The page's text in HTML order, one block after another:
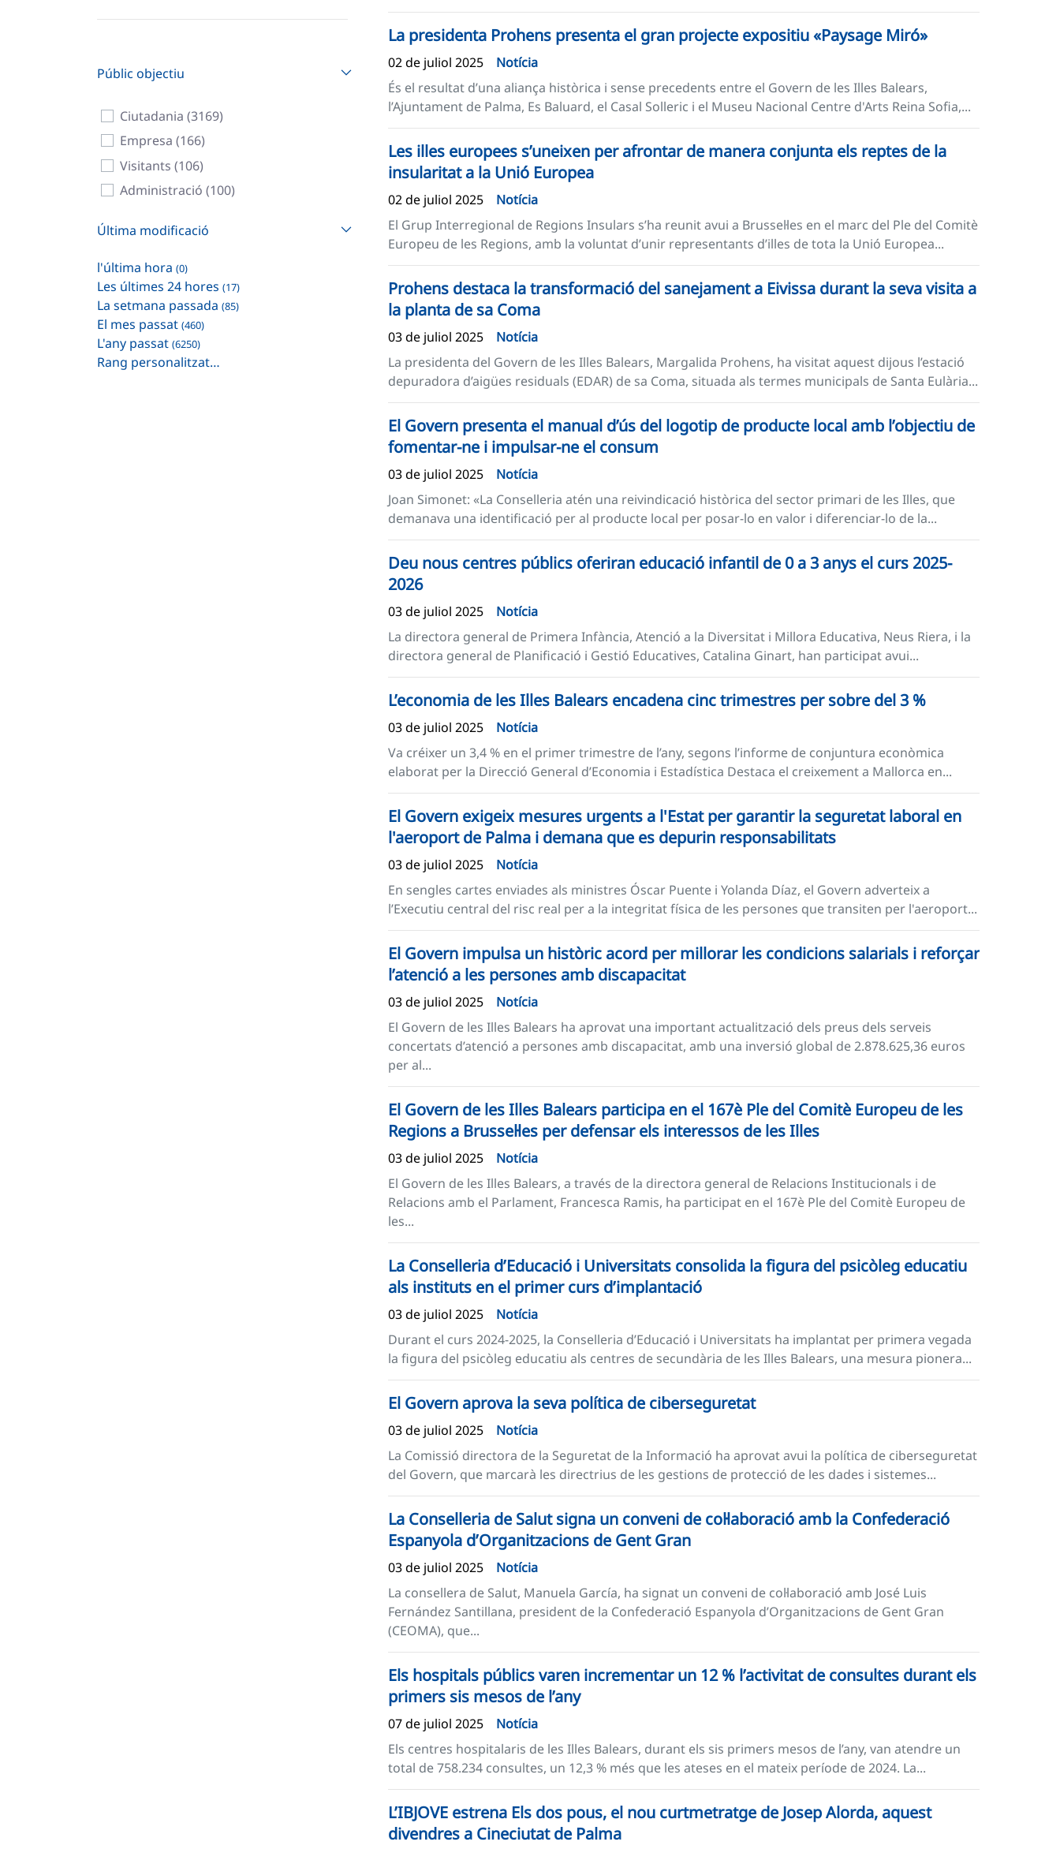
Públic objectiu
Ciutadania (3169)
Empresa (166)
Visitants (106)
Administració (100)
Última modificació
l'última hora (0)
Les últimes 24 hores (17)
La setmana passada (85)
El mes passat (460)
L'any passat (6250)
Rang personalitzat…
La presidenta Prohens presenta el gran projecte expositiu «Paysage Miró»
02 de juliol 2025
Notícia
És el resultat d’una aliança històrica i sense precedents entre el Govern de les Illes Balears,
l’Ajuntament de Palma, Es Baluard, el Casal Solleric i el Museu Nacional Centre d'Arts Reina Sofia,...
Les illes europees s’uneixen per afrontar de manera conjunta els reptes de la
insularitat a la Unió Europea
02 de juliol 2025
Notícia
El Grup Interregional de Regions Insulars s’ha reunit avui a Brussel·les en el marc del Ple del Comitè
Europeu de les Regions, amb la voluntat d’unir representants d’illes de tota la Unió Europea...
Prohens destaca la transformació del sanejament a Eivissa durant la seva visita a
la planta de sa Coma
03 de juliol 2025
Notícia
La presidenta del Govern de les Illes Balears, Margalida Prohens, ha visitat aquest dijous l’estació
depuradora d’aigües residuals (EDAR) de sa Coma, situada als termes municipals de Santa Eulària...
El Govern presenta el manual d’ús del logotip de producte local amb l’objectiu de
fomentar-ne i impulsar-ne el consum
03 de juliol 2025
Notícia
Joan Simonet: «La Conselleria atén una reivindicació històrica del sector primari de les Illes, que
demanava una identificació per al producte local per posar-lo en valor i diferenciar-lo de la...
Deu nous centres públics oferiran educació infantil de 0 a 3 anys el curs 2025-
2026
03 de juliol 2025
Notícia
La directora general de Primera Infància, Atenció a la Diversitat i Millora Educativa, Neus Riera, i la
directora general de Planificació i Gestió Educatives, Catalina Ginart, han participat avui...
L’economia de les Illes Balears encadena cinc trimestres per sobre del 3 %
03 de juliol 2025
Notícia
Va créixer un 3,4 % en el primer trimestre de l’any, segons l’informe de conjuntura econòmica
elaborat per la Direcció General d’Economia i Estadística Destaca el creixement a Mallorca en...
El Govern exigeix mesures urgents a l'Estat per garantir la seguretat laboral en
l'aeroport de Palma i demana que es depurin responsabilitats
03 de juliol 2025
Notícia
En sengles cartes enviades als ministres Óscar Puente i Yolanda Díaz, el Govern adverteix a
l’Executiu central del risc real per a la integritat física de les persones que transiten per l'aeroport...
El Govern impulsa un històric acord per millorar les condicions salarials i reforçar
l’atenció a les persones amb discapacitat
03 de juliol 2025
Notícia
El Govern de les Illes Balears ha aprovat una important actualització dels preus dels serveis
concertats d’atenció a persones amb discapacitat, amb una inversió global de 2.878.625,36 euros
per al...
El Govern de les Illes Balears participa en el 167è Ple del Comitè Europeu de les
Regions a Brussel·les per defensar els interessos de les Illes
03 de juliol 2025
Notícia
El Govern de les Illes Balears, a través de la directora general de Relacions Institucionals i de
Relacions amb el Parlament, Francesca Ramis, ha participat en el 167è Ple del Comitè Europeu de
les...
La Conselleria d’Educació i Universitats consolida la figura del psicòleg educatiu
als instituts en el primer curs d’implantació
03 de juliol 2025
Notícia
Durant el curs 2024-2025, la Conselleria d’Educació i Universitats ha implantat per primera vegada
la figura del psicòleg educatiu als centres de secundària de les Illes Balears, una mesura pionera...
El Govern aprova la seva política de ciberseguretat
03 de juliol 2025
Notícia
La Comissió directora de la Seguretat de la Informació ha aprovat avui la política de ciberseguretat
del Govern, que marcarà les directrius de les gestions de protecció de les dades i sistemes...
La Conselleria de Salut signa un conveni de col·laboració amb la Confederació
Espanyola d’Organitzacions de Gent Gran
03 de juliol 2025
Notícia
La consellera de Salut, Manuela García, ha signat un conveni de col·laboració amb José Luis
Fernández Santillana, president de la Confederació Espanyola d’Organitzacions de Gent Gran
(CEOMA), que...
Els hospitals públics varen incrementar un 12 % l’activitat de consultes durant els
primers sis mesos de l’any
07 de juliol 2025
Notícia
Els centres hospitalaris de les Illes Balears, durant els sis primers mesos de l’any, van atendre un
total de 758.234 consultes, un 12,3 % més que les ateses en el mateix període de 2024. La...
L’IBJOVE estrena Els dos pous, el nou curtmetratge de Josep Alorda, aquest
divendres a Cineciutat de Palma